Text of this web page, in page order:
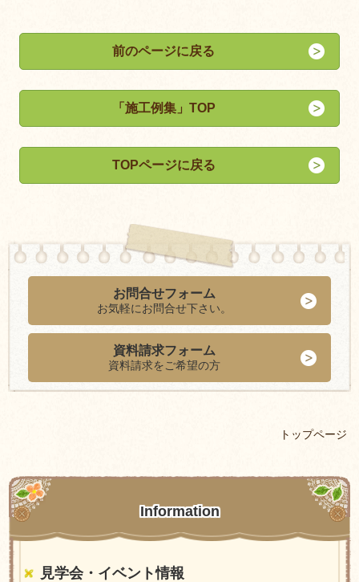
前のページに戻る
「施工例集」TOP
TOPページに戻る
お問合せフォーム
お気軽にお問合せ下さい。
資料請求フォーム
資料請求をご希望の方
トップページ
Information
見学会・イベント情報